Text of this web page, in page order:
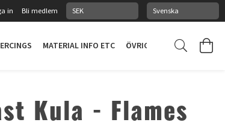
in Bli medlem
MATERIAL INFO ETC ÖVRIGT
Kula - Flames